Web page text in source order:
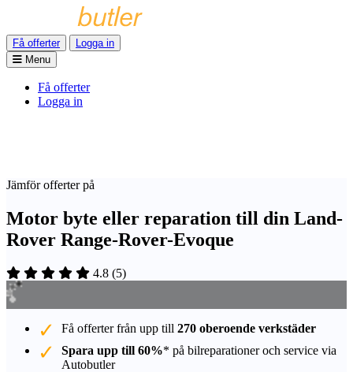
Få offerter
Logga in
Menu
Få offerter
Logga in
Jämför offerter på
Motor byte eller reparation till din Land-
Rover Range-Rover-Evoque
4.8 (5)
Få offerter från upp till 270 oberoende verkstäder
Spara upp till 60%* på bilreparationer och service via
Autobutler